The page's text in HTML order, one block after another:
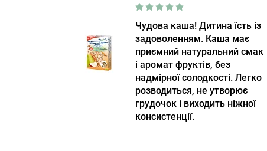
Чудова каша! Дитина їсть із
задоволенням. Каша має
приємний натуральний смак
і аромат фруктів, без
надмірної солодкості. Легко
розводиться, не утворює
грудочок і виходить ніжної
консистенції.